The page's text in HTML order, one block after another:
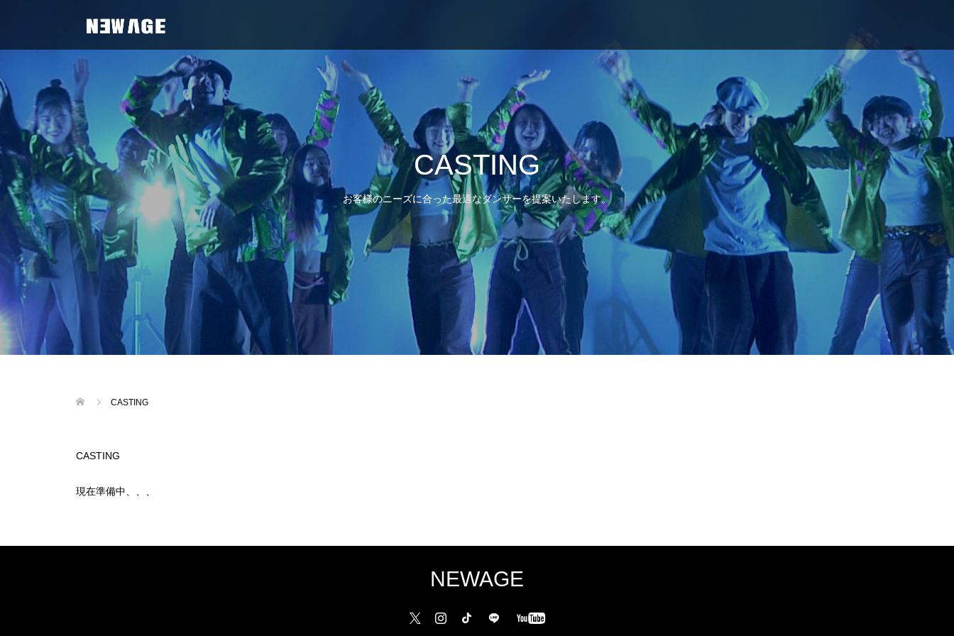
CASTING
お客様のニーズに合った最適なダンサーを提案いたします。
CASTING
CASTING
現在準備中、、、
NEWAGE